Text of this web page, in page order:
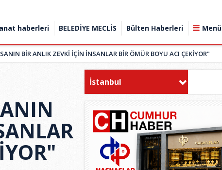
haberleri BELEDİYE MECLİS Bülten Haberleri Menü
BİR ANLIK ZEVKİ İÇİN İNSANLAR BİR ÖMÜR BOYU ACI ÇEKİYOR"
İstanbul